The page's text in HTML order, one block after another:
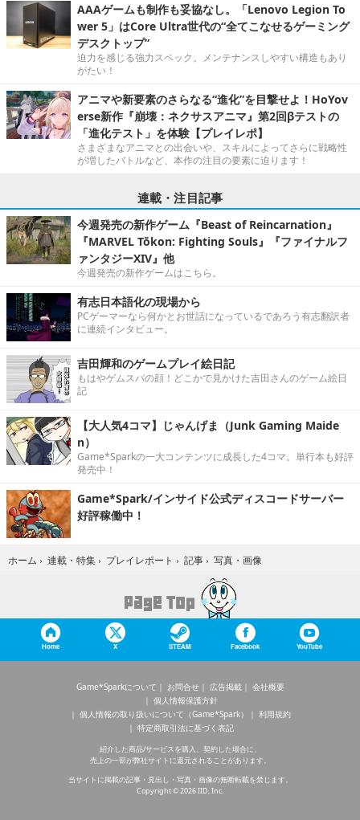
AAAゲームも制作も妥協なし。「Lenovo Legion To
wer 5」はCore Ultra世代の“全てこなせるゲーミング
デスクトップ”
迫力を感じる強力スペック。メンテナンスしやすい構造もあり
がたい！
アニマや新要素のさらなる“進化”を目撃せよ！HoYov
erse新作『崩壊：ネクサスアニマ』第2回βテストの
「進化テスト」を体験【プレイレポ】
さまざまなアニマとの出会いや、スキルによってさらに戦略性
が増したバトルなど、本作の注目の要素に迫ります！
連載・注目記事
今週発売の新作ゲーム『Beast of Reincarnation』
『MARVEL Tōkon: Fighting Souls』『ファイナルフ
ァンタジーXIV』他
今週発売の新作ゲームはこちら。
有志日本語化の現場から
PCゲーマーなら何かとお世話になっているであろう有志翻訳者
に連続インタビュー。
吉田輝和のゲームプレイ絵日記
もはやゲムスパの顔！どこかで見かけた吉田さんのゲーム絵日
記
【大人気4コマ】じゃんげま（Junk Gaming Maide
n）
Game*Sparkの一大コンテンツに成長した4コマ。単行本も好評
発売中！
Game*Spark/インサイド公式ディスコードサーバー
好評稼働中！
ホーム › 連載・特集 › プレイレポート › 記事 › 写真・画像
Home X STEAM Facebook YouTube
Game*Sparkについて お問合せ 広告掲載
会社概要
個人情報保護方針
個人情報の取り扱いについて（Game*Spark）
利用規約
特定商取引法に基づく表記
紹介した商品/サービスを購入、契約した場合に、
売上の一部が弊社サイトに還元されることがあります。
当サイトに掲載の記事・見出し・写真・画像の無断転載を禁じます。
Copyright © 2026 IID, Inc.